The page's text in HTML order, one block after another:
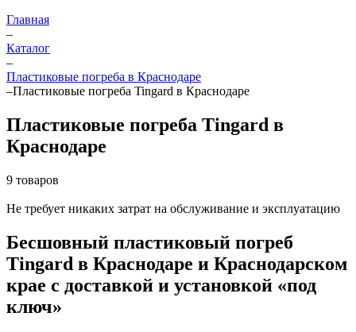
Главная
–
Каталог
–
Пластиковые погреба в Краснодаре
–Пластиковые погреба Tingard в Краснодаре
Пластиковые погреба Tingard в
Краснодаре
9 товаров
Не требует никаких затрат на обслуживание и эксплуатацию
Бесшовный пластиковый погреб
Tingard в Краснодаре и Краснодарском
крае с доставкой и установкой «под
ключ»